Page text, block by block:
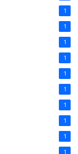
1
1
1
1
1
1
1
1
1
1